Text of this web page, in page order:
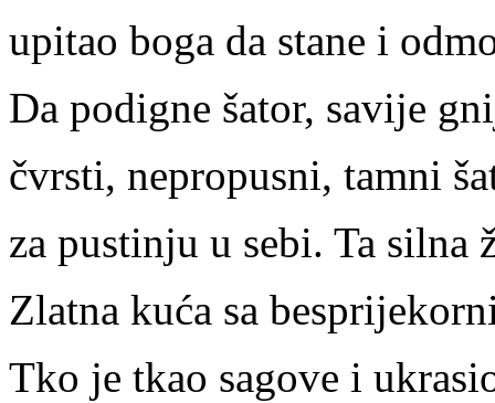
upitao boga da stane i
Da podigne šator, savije
čvrsti, nepropusni, tamni
za pustinju u sebi. Ta silna
Zlatna kuća sa
Tko je tkao sagove i